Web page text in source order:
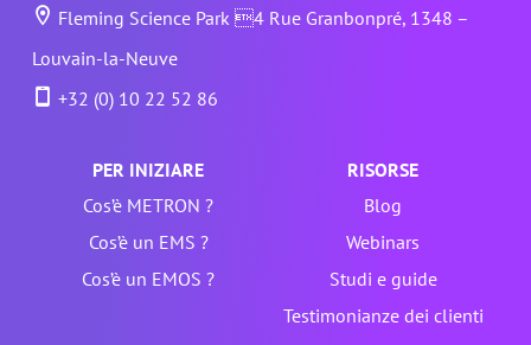
Fleming Science Park 4 Rue Granbonpré, 1348 –
Louvain-la-Neuve
+32 (0) 10 22 52 86
PER INIZIARE
Cos’è METRON ?
Cos’è un EMS ?
Cos’è un EMOS ?
RISORSE
Blog
Webinars
Studi e guide
Testimonianze dei clienti